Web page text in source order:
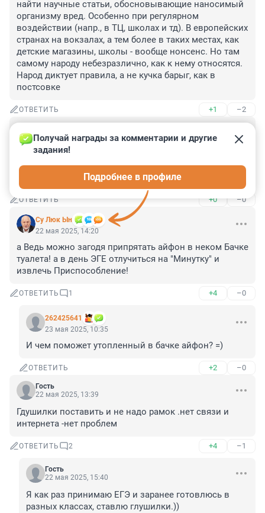
найти научные статьи, обосновывающие наносимый
организму вред. Особенно при регулярном
воздействии (напр., в ТЦ, школах и тд). В европейских
странах на вокзалах, а тем более в таких местах, как
детские магазины, школы - вообще нонсенс. Но там
самому народу небезразлично, как к нему относятся.
Народ диктует правила, а не кучка барыг, как в
постсовке
ОТВЕТИТЬ +1 –2
22 мая 2025, 14:43
Вв считаете, что сейчас пишут на другом? Сплошь и
рядом. Это самый проверенный способ, но в сортир
много не набегаешься.
ОТВЕТИТЬ +0 –0
Су Люк Ын
Получай награды за комментарии и другие
задания!
Подробнее в профиле
22 мая 2025, 14:20
а Ведь можно загодя припрятать айфон в неком Бачке
туалета! а в день ЭГЕ отлучиться на "Минутку" и
извлечь Приспособление!
ОТВЕТИТЬ 1 +4 –0
262425641
23 мая 2025, 10:35
И чем поможет утопленный в бачке айфон? =)
ОТВЕТИТЬ +2 –0
Гость
22 мая 2025, 13:39
Гдушилки поставить и не надо рамок .нет связи и
интернета -нет проблем
ОТВЕТИТЬ 2 +4 –1
Гость
22 мая 2025, 15:40
Я как раз принимаю ЕГЭ и заранее готовлюсь в
разных классах, ставлю глушилки.))